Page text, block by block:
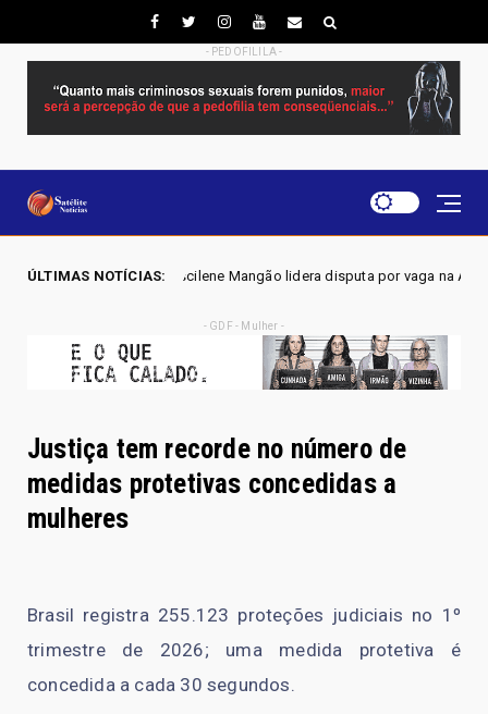
- PEDOFILILA -
ÚLTIMAS NOTÍCIAS:
- Joscilene Mangão lidera disputa por vaga na Alego em Novo Gama,
- GDF - Mulher -
Justiça tem recorde no número de
medidas protetivas concedidas a
mulheres
Brasil registra 255.123 proteções judiciais no 1º
trimestre de 2026; uma medida protetiva é
concedida a cada 30 segundos.